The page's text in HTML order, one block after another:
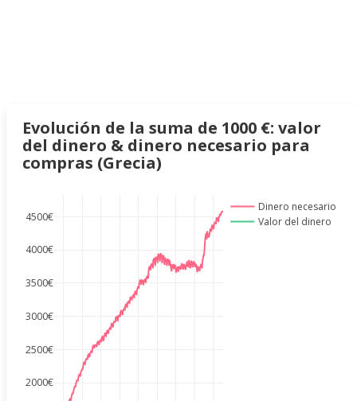
Evolución de la suma de 1000 €: valor
del dinero & dinero necesario para
compras (Grecia)
2000€
2500€
3000€
3500€
4000€
4500€
Dinero necesario
Valor del dinero